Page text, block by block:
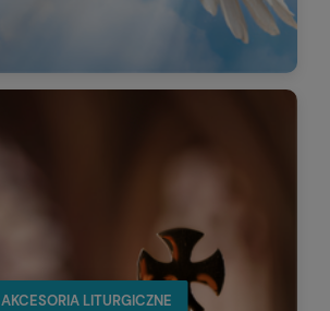
AKCESORIA LITURGICZNE